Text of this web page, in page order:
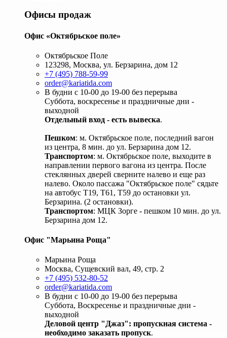
Офисы продаж
Офис «Октябрьское поле»
Октябрьское Поле
123298, Москва, ул. Берзарина, дом 12
+7 (495) 788-59-99
order@kariatida.com
В будни с 10-00 до 19-00 без перерыва
Суббота, воскресенье и праздничные дни -
выходной
Отдельный вход - есть вывеска.
Пешком: м. Октябрьское поле, последний вагон
из центра, 8 мин. до ул. Берзарина дом 12.
Транспортом: м. Октябрьское поле, выходите в
направлении первого вагона из центра. После
стеклянных дверей сверните налево и еще раз
налево. Около пассажа "Октябрьское поле" сядьте
на автобус Т19, Т61, Т59 до остановки ул.
Берзарина. (2 остановки).
Транспортом: МЦК Зорге - пешком 10 мин. до ул.
Берзарина дом 12.
Офис "Марьина Роща"
Марьина Роща
Москва, Сущевский вал, 49, стр. 2
+7 (495) 532-80-52
order@kariatida.com
В будни с 10-00 до 19-00 без перерыва
Суббота, Воскресенье и праздничные дни -
выходной
Деловой центр "Джаз": пропускная система -
необходимо заказать пропуск.